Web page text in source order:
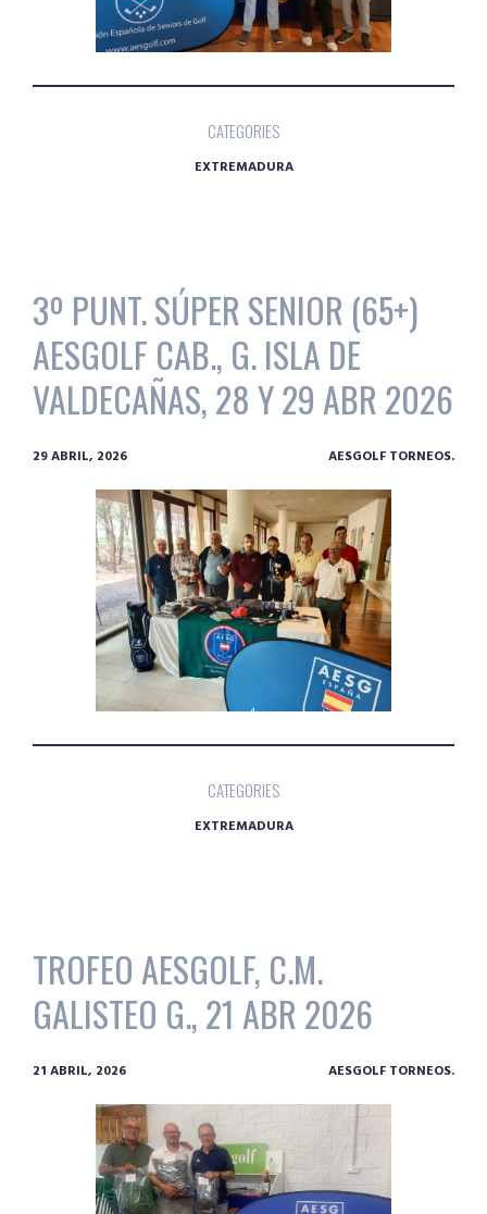
CATEGORIES
EXTREMADURA
3º PUNT. SÚPER SENIOR (65+)
AESGOLF CAB., G. ISLA DE
VALDECAÑAS, 28 Y 29 ABR 2026
29 ABRIL, 2026 AESGOLF TORNEOS.
CATEGORIES
EXTREMADURA
TROFEO AESGOLF, C.M.
GALISTEO G., 21 ABR 2026
21 ABRIL, 2026 AESGOLF TORNEOS.